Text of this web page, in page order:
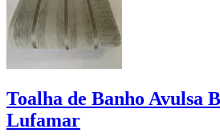
Toalha de Banho Avulsa
Lufamar